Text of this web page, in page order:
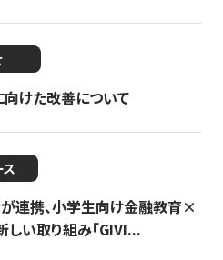
けた改善について
ス
連携、小学生向け金融教育×
しい取り組み「GIVI...